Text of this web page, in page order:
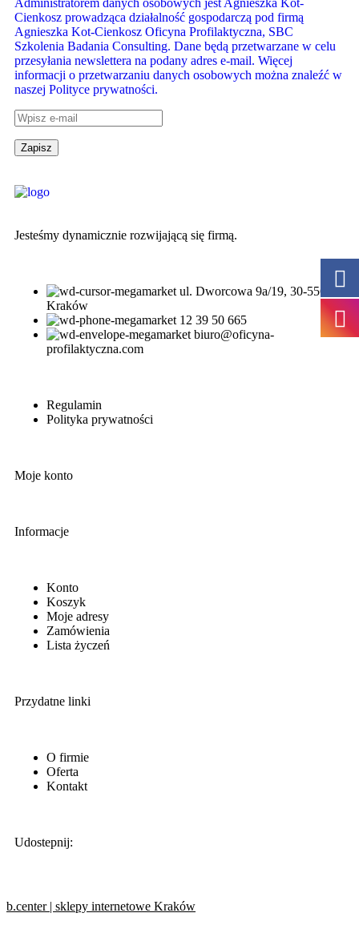
Cienkosz prowadząca działalność gospodarczą pod firmą
Agnieszka Kot-Cienkosz Oficyna Profilaktyczna, SBC
Szkolenia Badania Consulting. Dane będą przetwarzane w celu
przesyłania newslettera na podany adres e-mail. Więcej
informacji o przetwarzaniu danych osobowych można znaleźć w
naszej Polityce prywatności.
Jesteśmy dynamicznie rozwijającą się firmą.
ul. Dworcowa 9a/19, 30-556
Kraków
12 39 50 665
biuro@oficyna-
profilaktyczna.com
Regulamin
Polityka prywatności
Moje konto
Informacje
Konto
Koszyk
Moje adresy
Zamówienia
Lista życzeń
Przydatne linki
O firmie
Oferta
Kontakt
Udostepnij:
b.center | sklepy internetowe Kraków